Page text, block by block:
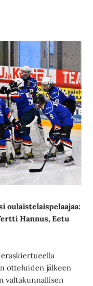
oulaistelaispelaajaa:
Hannus, Eetu
otteluiden jälkeen
valtakunnallisen